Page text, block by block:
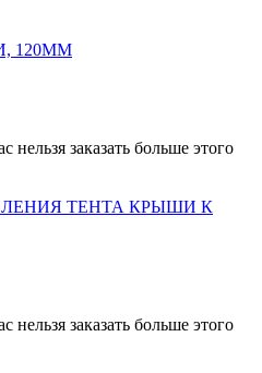
120ММ
нельзя заказать больше этого
ТЕНТА КРЫШИ К
нельзя заказать больше этого